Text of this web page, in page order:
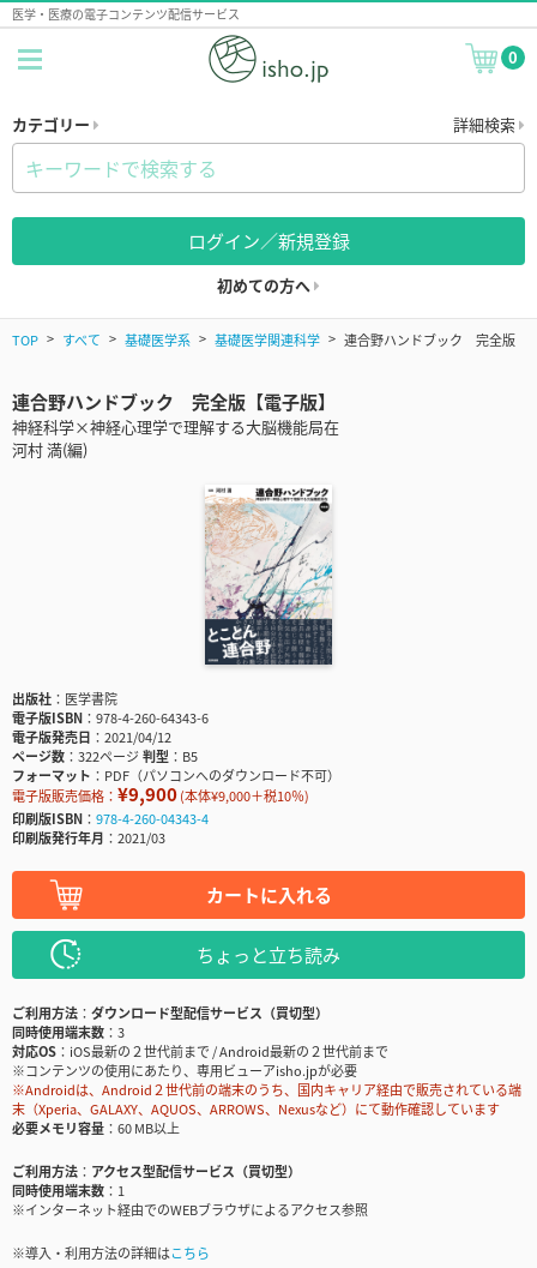
医学・医療の電子コンテンツ配信サービス
0
カテゴリー 詳細検索
ログイン／新規登録
初めての方へ
TOP すべて 基礎医学系 基礎医学関連科学 連合野ハンドブック 完全版
連合野ハンドブック 完全版【電子版】
神経科学×神経心理学で理解する大脳機能局在
河村 満(編)
出版社
医学書院
電子版ISBN
978-4-260-64343-6
電子版発売日
2021/04/12
ページ数
322ページ判型
B5
フォーマット
PDF（パソコンへのダウンロード不可）
電子版販売価格： ¥9,900(本体¥9,000＋税10％)
印刷版ISBN
978-4-260-04343-4
印刷版発行年月
2021/03
カートに入れる
ちょっと立ち読み
ご利用方法
ダウンロード型配信サービス（買切型）
同時使用端末数
3
対応OS
iOS最新の２世代前まで / Android最新の２世代前まで
※コンテンツの使用にあたり、専用ビューアisho.jpが必要
※Androidは、Android２世代前の端末のうち、国内キャリア経由で販売されている端
末（Xperia、GALAXY、AQUOS、ARROWS、Nexusなど）にて動作確認しています
必要メモリ容量
60 MB以上
ご利用方法
アクセス型配信サービス（買切型）
同時使用端末数
1
※インターネット経由でのWEBブラウザによるアクセス参照
※導入・利用方法の詳細はこちら